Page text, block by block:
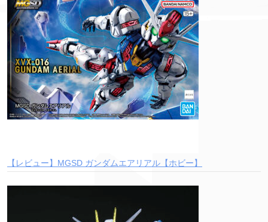
【レビュー】MGSD ガンダムエアリアル【ホビー】